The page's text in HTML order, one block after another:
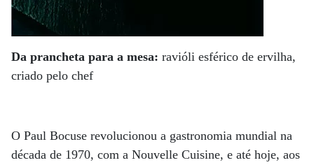
Da prancheta para a mesa: ravióli esférico de ervilha,
criado pelo chef
O Paul Bocuse revolucionou a gastronomia mundial na
década de 1970, com a Nouvelle Cuisine, e até hoje, aos